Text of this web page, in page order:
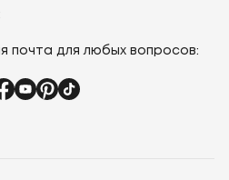
почта для любых вопросов: